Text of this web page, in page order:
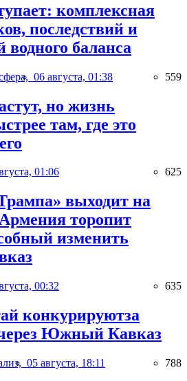
комплексная
последствий и
водного баланса
06 августа, 01:38 559
но жизнь
там, где это
01:06 625
выходит на
торопит
изменить
00:32 635
конкурируютза
Южный Кавказ
05 августа, 18:11 788